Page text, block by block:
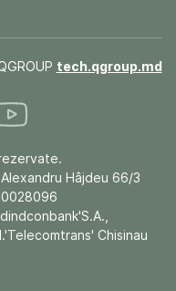
tech.qgroup.md
Alexandru Hâjdeu 66/3
Chisinau